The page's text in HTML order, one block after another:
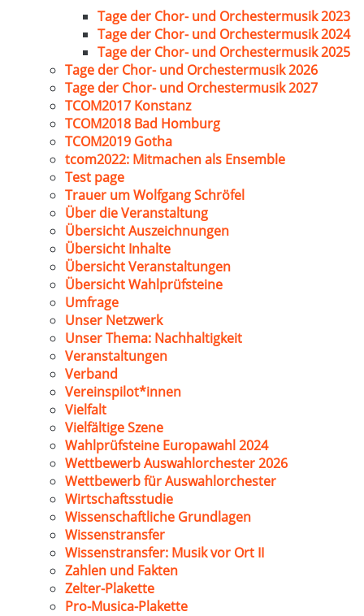
Tage der Chor- und Orchestermusik 2023
Tage der Chor- und Orchestermusik 2024
Tage der Chor- und Orchestermusik 2025
Tage der Chor- und Orchestermusik 2026
Tage der Chor- und Orchestermusik 2027
TCOM2017 Konstanz
TCOM2018 Bad Homburg
TCOM2019 Gotha
tcom2022: Mitmachen als Ensemble
Test page
Trauer um Wolfgang Schröfel
Über die Veranstaltung
Übersicht Auszeichnungen
Übersicht Inhalte
Übersicht Veranstaltungen
Übersicht Wahlprüfsteine
Umfrage
Unser Netzwerk
Unser Thema: Nachhaltigkeit
Veranstaltungen
Verband
Vereinspilot*innen
Vielfalt
Vielfältige Szene
Wahlprüfsteine Europawahl 2024
Wettbewerb Auswahlorchester 2026
Wettbewerb für Auswahlorchester
Wirtschaftsstudie
Wissenschaftliche Grundlagen
Wissenstransfer
Wissenstransfer: Musik vor Ort II
Zahlen und Fakten
Zelter-Plakette
Pro-Musica-Plakette